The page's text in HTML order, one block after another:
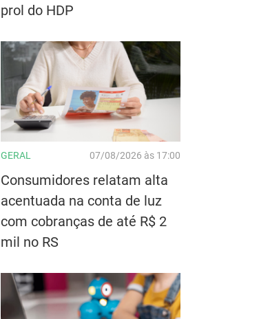
prol do HDP
GERAL 07/08/2026 às 17:00
Consumidores relatam alta
acentuada na conta de luz
com cobranças de até R$ 2
mil no RS